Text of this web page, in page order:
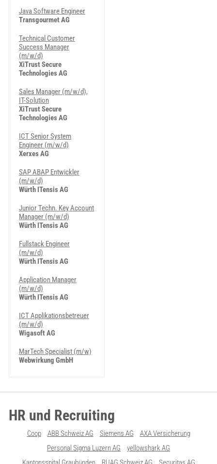
Java Software Engineer
Transgourmet AG
Technical Customer
Success Manager
(m/w/d)
XiTrust Secure
Technologies AG
Sales Manager (m/w/d),
IT-Solution
XiTrust Secure
Technologies AG
ICT Senior System
Engineer (m/w/d)
Xerxes AG
SAP ABAP Entwickler
(m/w/d)
Würth ITensis AG
Junior Techn. Key Account
Manager (m/w/d)
Würth ITensis AG
Fullstack Engineer
(m/w/d)
Würth ITensis AG
Application Manager
(m/w/d)
Würth ITensis AG
ICT Applikationsbetreuer
(m/w/d)
Wigasoft AG
MarTech Specialist (m/w)
Webwirkung GmbH
HR und Recruiting
Coop ABB Schweiz AG Siemens AG
AXA Versicherung
Personal Sigma Luzern AG
yellowshark AG